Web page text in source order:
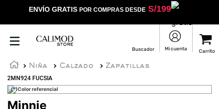
ENVÍO GRATIS POR COMPRAS DESDES/199
Niña Calzado
Zapatillas
2MN924 FUCSIA
(*)Color referencial
Minnie